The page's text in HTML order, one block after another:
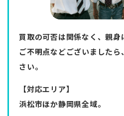
買取の可否は関係なく、親身
ご不明点などございました
さい。
【対応エリア】
浜松市ほか静岡県全域。